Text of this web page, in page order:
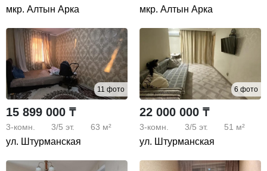
мкр. Алтын Арка мкр. Алтын Арка
11 фото
15 899 000 ₸
3-комн. 3/5 эт. 63 м²
ул. Штурманская
6 фото
22 000 000 ₸
3-комн. 3/5 эт. 51 м²
ул. Штурманская